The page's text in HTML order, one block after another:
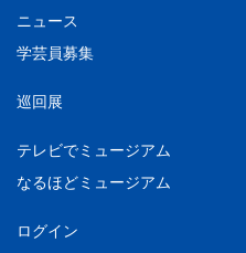
ニュース
学芸員募集
巡回展
テレビでミュージアム
なるほどミュージアム
ログイン